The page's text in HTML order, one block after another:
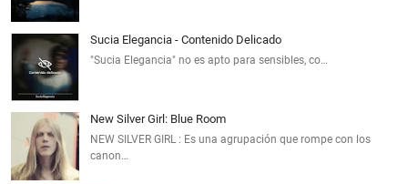
Sucia Elegancia - Contenido Delicado
"Sucia Elegancia" no es apto para sensibles, co…
New Silver Girl: Blue Room
NEW SILVER GIRL : Es una agrupación que rompe con los
canon…